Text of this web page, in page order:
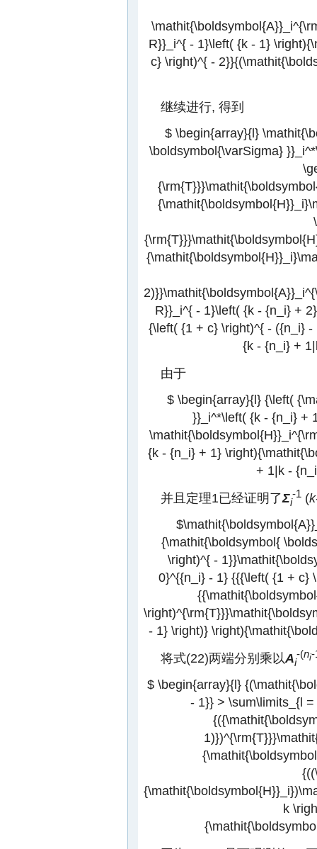
R}}_i^{ - 1}\left( {k - 1}
c} \right)^{ -
继续进行, 得到
$ \begin{array}{l}
\boldsymbol{\varSigma}
R}}_i^{ - 1}\left( {k - {n_i} +
{\left( {1 + c} \right)^{ - ({n_i}
{k - {n_i} +
由于
$ \begin{array}{l} {\left(
}}_i^*\left( {k - {n_i} +
{k - {n_i} + 1}
+ 1|k -
并且定理1已经证明了Σi
-1 (k
{\mathit{\boldsymbol{
\right)^{ -
0}^{{n_i} - 1} {{{\left( {1 + c}
- 1} \right)}
将式(22)两端分别乘以Ai
-(ni-
$ \begin{array}{l}
- 1}} > \sum\limits_{l
k